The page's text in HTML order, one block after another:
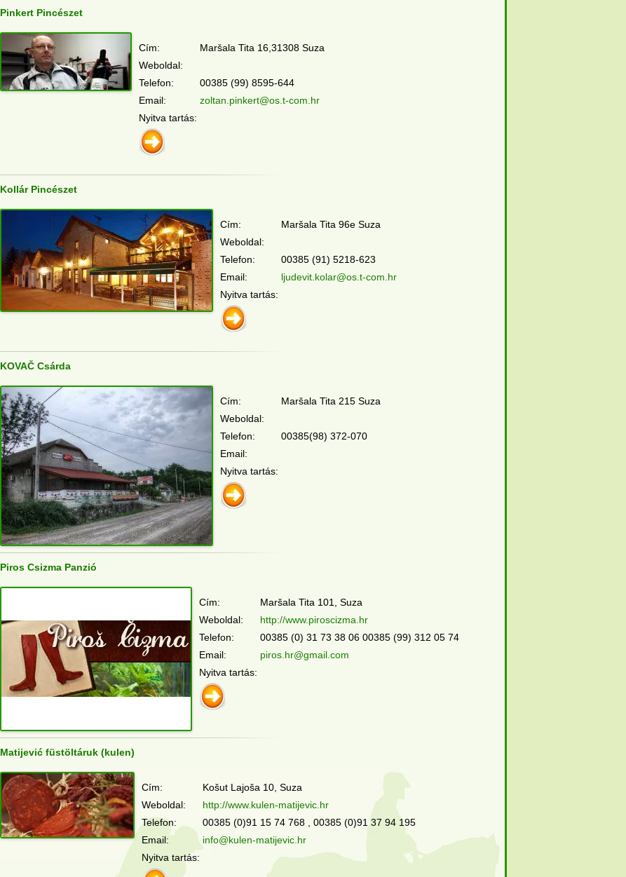
Pinkert Pincészet
Cím:
Maršala Tita 16,31308 Suza
Weboldal:
Telefon:
00385 (99) 8595-644
Email:
zoltan.pinkert@os.t-com.hr
Nyitva tartás:
Kollár Pincészet
Cím:
Maršala Tita 96e Suza
Weboldal:
Telefon:
00385 (91) 5218-623
Email:
ljudevit.kolar@os.t-com.hr
Nyitva tartás:
KOVAČ Csárda
Cím:
Maršala Tita 215 Suza
Weboldal:
Telefon:
00385(98) 372-070
Email:
Nyitva tartás:
Piros Csizma Panzió
Cím:
Maršala Tita 101, Suza
Weboldal:
http://www.piroscizma.hr
Telefon:
00385 (0) 31 73 38 06 00385 (99) 312 05 74
Email:
piros.hr@gmail.com
Nyitva tartás:
Matijević füstöltáruk (kulen)
Cím:
Košut Lajoša 10, Suza
Weboldal:
http://www.kulen-matijevic.hr
Telefon:
00385 (0)91 15 74 768 , 00385 (0)91 37 94 195
Email:
info@kulen-matijevic.hr
Nyitva tartás: